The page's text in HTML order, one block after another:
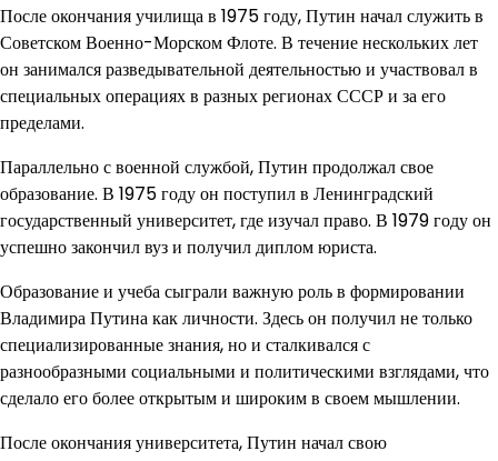
После окончания училища в 1975 году, Путин начал служить в
Советском Военно-Морском Флоте. В течение нескольких лет
он занимался разведывательной деятельностью и участвовал в
специальных операциях в разных регионах СССР и за его
пределами.
Параллельно с военной службой, Путин продолжал свое
образование. В 1975 году он поступил в Ленинградский
государственный университет, где изучал право. В 1979 году он
успешно закончил вуз и получил диплом юриста.
Образование и учеба сыграли важную роль в формировании
Владимира Путина как личности. Здесь он получил не только
специализированные знания, но и сталкивался с
разнообразными социальными и политическими взглядами, что
сделало его более открытым и широким в своем мышлении.
После окончания университета, Путин начал свою